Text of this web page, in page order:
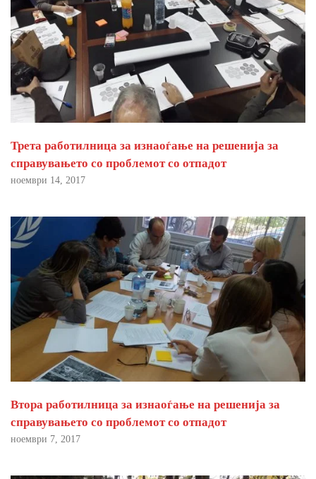
Трета работилница за изнаоѓање на решенија за
справувањето со проблемот со отпадот
ноември 14, 2017
Втора работилница за изнаоѓање на решенија за
справувањето со проблемот со отпадот
ноември 7, 2017